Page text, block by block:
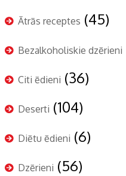
Ātrās receptes (45)
Bezalkoholiskie dzērieni
Citi ēdieni (36)
Deserti (104)
Diētu ēdieni (6)
Dzērieni (56)